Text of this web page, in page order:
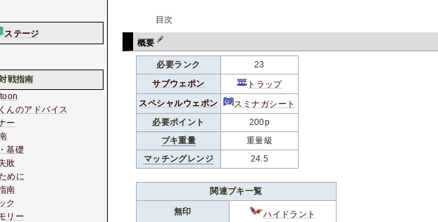
目次
概要
必要ランク
23
サブウェポン
トラップ
スペシャルウェポン
スミナガシート
必要ポイント
200p
ブキ重量
重量級
マッチングレンジ
24.5
関連ブキ一覧
無印 ハイドラント
ステージ
戦指南
んのアドバイス
ー
基礎
敗
めに
南
ク
リー